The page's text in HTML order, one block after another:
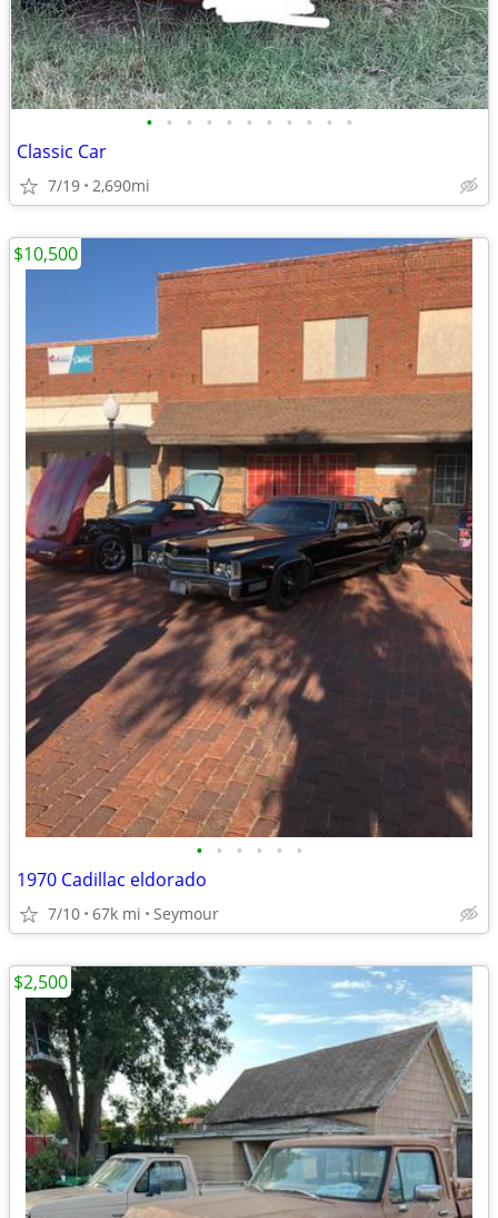
• • • • • • • • • • •
Classic Car
7/19 2,690mi
• • • • • •
1970 Cadillac eldorado
7/10 67k mi Seymour
$10,500
$2,500